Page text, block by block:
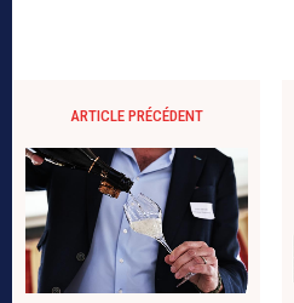
ARTICLE PRÉCÉDENT